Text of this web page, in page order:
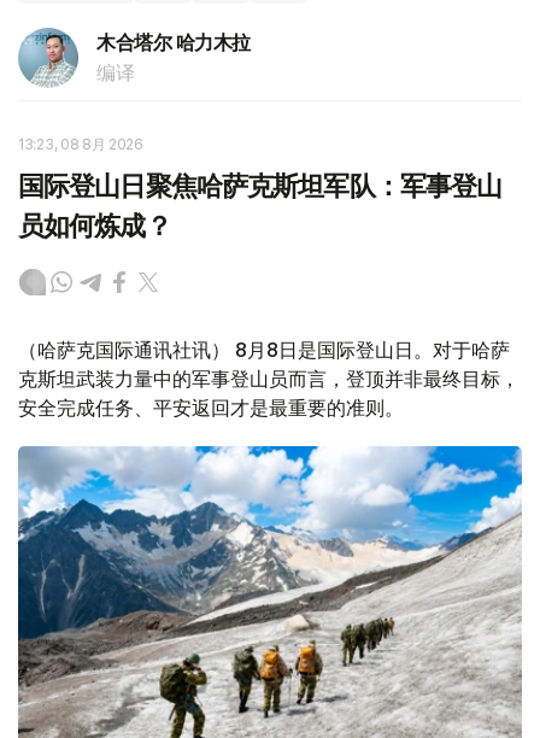
木合塔尔 哈力木拉
编译
13:23, 08 8月 2026
国际登山日聚焦哈萨克斯坦军队：军事登山
员如何炼成？
（哈萨克国际通讯社讯） 8月8日是国际登山日。对于哈萨
克斯坦武装力量中的军事登山员而言，登顶并非最终目标，
安全完成任务、平安返回才是最重要的准则。